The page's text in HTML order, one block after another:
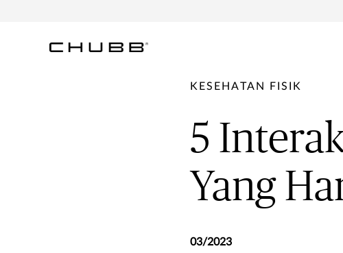
KESEHATAN FISIK
5
Yang
03/2023